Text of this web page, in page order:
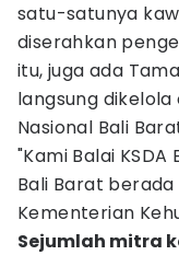
satu-satunya
diserahkan
itu, juga ada
langsung
Nasional Bali
"Kami Balai
Bali Barat berada
Kementerian
Sejumlah mitra